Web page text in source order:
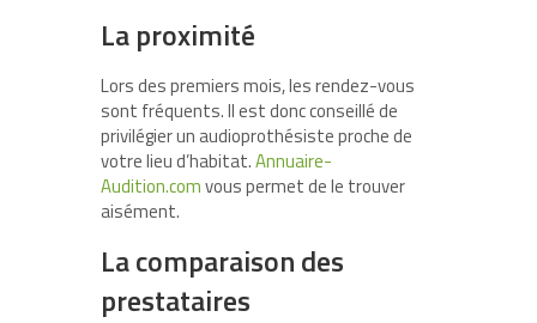
La proximité
Lors des premiers mois, les rendez-vous
sont fréquents. Il est donc conseillé de
privilégier un audioprothésiste proche de
votre lieu d’habitat.Annuaire-
Audition.comvous permet de le trouver
aisément.
La comparaison des
prestataires